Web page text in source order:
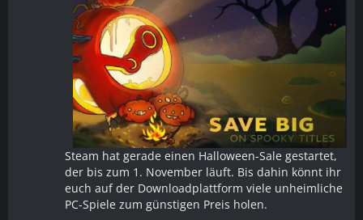
Steam hat gerade einen Halloween-Sale gestartet,
der bis zum 1. November läuft. Bis dahin könnt ihr
euch auf der Downloadplattform viele unheimliche
PC-Spiele zum günstigen Preis holen.